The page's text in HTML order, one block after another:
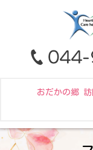
おだかの郷